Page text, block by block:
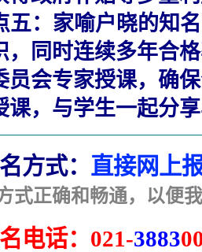
： 家喻户晓的知
，同时连续多年合
员会专家授课，确
课，与学生一起分
方式： 直接网上
式正确和畅通，以便
电话： 021-3883